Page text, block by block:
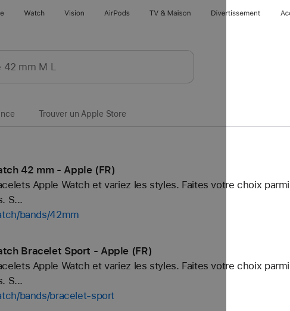
Watch Vision AirPods TV & Maison Divertissements
Trouver un Apple Store
42 mm - Apple (FR)
Apple Watch et variez les styles. Faites votre choix
S...
bands/42mm
Bracelet Sport - Apple (FR)
Apple Watch et variez les styles. Faites votre choix
S...
bands/bracelet-sport